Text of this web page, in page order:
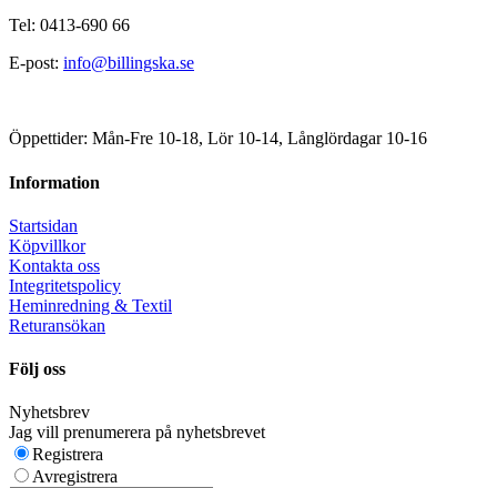
Tel: 0413-690 66
E-post: info@billingska.se
Öppettider: Mån-Fre 10-18, Lör 10-14, Långlördagar 10-16
Information
Startsidan
Köpvillkor
Kontakta oss
Integritetspolicy
Heminredning & Textil
Returansökan
Följ oss
Nyhetsbrev
Jag vill prenumerera på nyhetsbrevet
Registrera
Avregistrera